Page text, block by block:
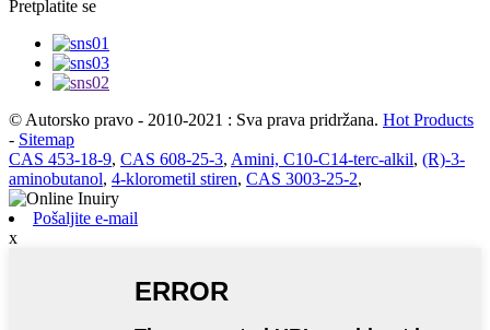
Pretplatite se
© Autorsko pravo - 2010-2021 : Sva prava pridržana. Hot Products
- Sitemap
CAS 453-18-9, CAS 608-25-3, Amini, C10-C14-terc-alkil, (R)-3-
aminobutanol, 4-klorometil stiren, CAS 3003-25-2,
Pošaljite e-mail
x